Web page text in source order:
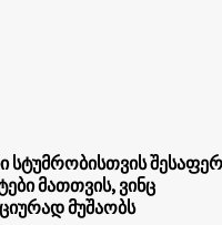
სტუმრობისთვის
მათთვის, ვინც
მუშაობს